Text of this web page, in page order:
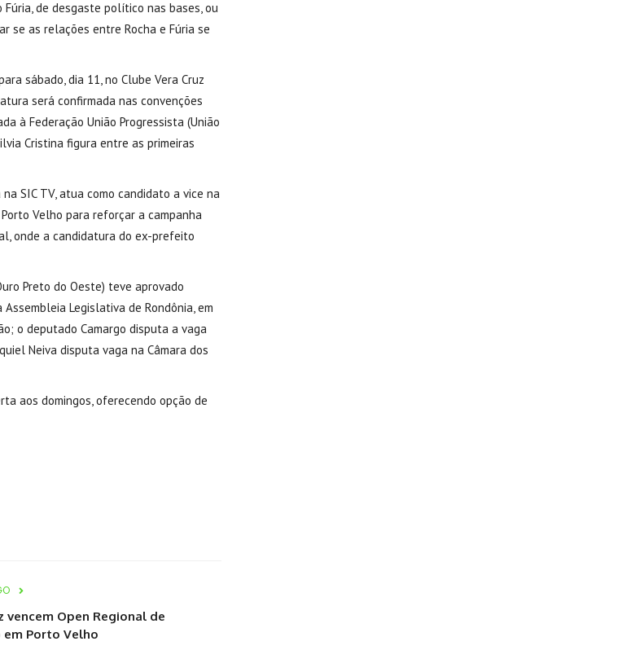
de desgaste político nas bases, ou
se as relações entre Rocha e Fúria se
sábado, dia 11, no Clube Vera Cruz
será confirmada nas convenções
à Federação União Progressista (União
Cristina figura entre as primeiras
SIC TV, atua como candidato a vice na
Velho para reforçar a campanha
onde a candidatura do ex-prefeito
Preto do Oeste) teve aprovado
Legislativa de Rondônia, em
o deputado Camargo disputa a vaga
Neiva disputa vaga na Câmara dos
aos domingos, oferecendo opção de
vencem Open Regional de
Porto Velho